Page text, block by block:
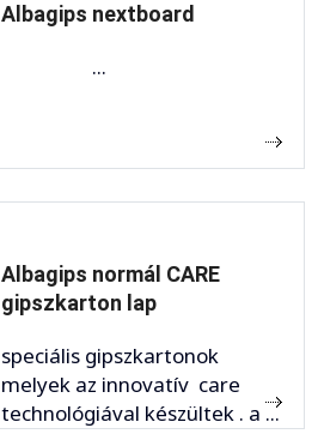
Albagips nextboard
...
Albagips normál CARE
gipszkarton lap
speciális gipszkartonok
melyek az innovatív care
technológiával készültek . a ...